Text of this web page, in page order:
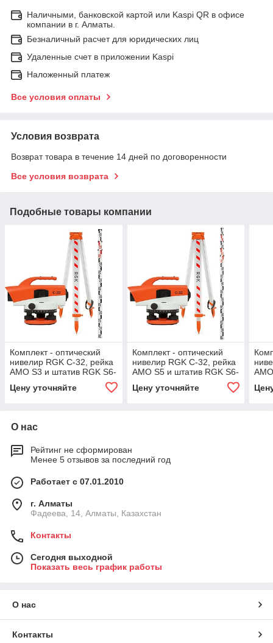
Наличными, банковской картой или Kaspi QR в офисе
компании в г. Алматы.
Безналичный расчет для юридических лиц
Удаленные счет в приложении Kaspi
Наложенный платеж
Все условия оплаты
Условия возврата
Возврат товара в течение 14 дней по договоренности
Все условия возврата
Подобные товары компании
Комплект - оптический
нивелир RGK C-32, рейка
AMO S3 и штатив RGK S6-
Цену уточняйте
Комплект - оптический
нивелир RGK C-32, рейка
AMO S5 и штатив RGK S6-
Цену уточняйте
О нас
Рейтинг не сформирован
Менее 5 отзывов за последний год
Работает с 07.01.2010
г. Алматы
Фадеева, 14, Алматы, Казахстан
Контакты
Сегодня выходной
Показать весь график работы
О нас
Контакты